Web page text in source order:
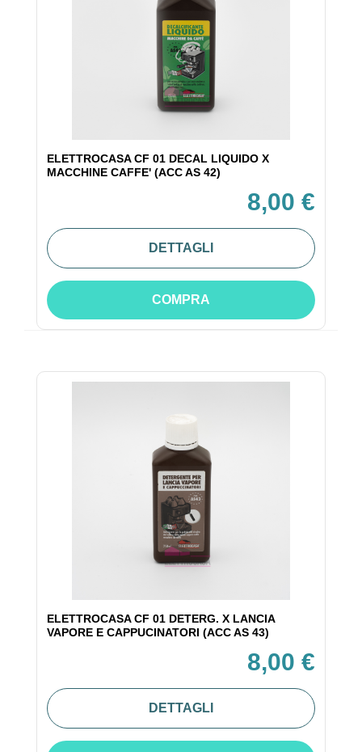
ELETTROCASA CF 01 DECAL LIQUIDO X
MACCHINE CAFFE' (ACC AS 42)
8,00 €
DETTAGLI
COMPRA
ELETTROCASA CF 01 DETERG. X LANCIA
VAPORE E CAPPUCINATORI (ACC AS 43)
8,00 €
DETTAGLI